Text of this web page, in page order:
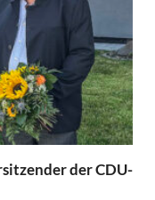
der CDU-